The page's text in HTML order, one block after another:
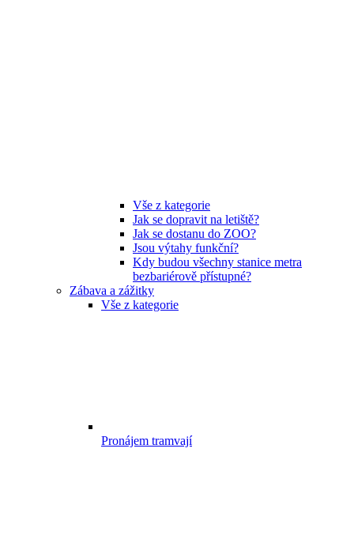
Vše z kategorie
Jak se dopravit na letiště?
Jak se dostanu do ZOO?
Jsou výtahy funkční?
Kdy budou všechny stanice metra
bezbariérově přístupné?
Zábava a zážitky
Vše z kategorie
Pronájem tramvají